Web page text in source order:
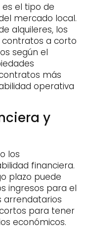
el tipo de
mercado local.
alquileres, los
a corto
según el
más
operativa
y
los
financiera.
plazo puede
ingresos para el
arrendatarios
para tener
económicos.